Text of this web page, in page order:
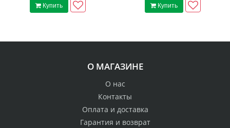
Купить Купить
О МАГАЗИНЕ
О нас
Контакты
Оплата и доставка
Гарантия и возврат